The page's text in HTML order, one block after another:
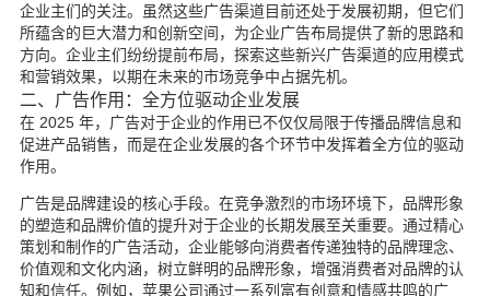
企业主们的关注。虽然这些广告渠道目前还处于发展初期，但它们
所蕴含的巨大潜力和创新空间，为企业广告布局提供了新的思路和
方向。企业主们纷纷提前布局，探索这些新兴广告渠道的应用模式
和营销效果，以期在未来的市场竞争中占据先机。
二、广告作用：全方位驱动企业发展
在 2025 年，广告对于企业的作用已不仅仅局限于传播品牌信息和
促进产品销售，而是在企业发展的各个环节中发挥着全方位的驱动
作用。
广告是品牌建设的核心手段。在竞争激烈的市场环境下，品牌形象
的塑造和品牌价值的提升对于企业的长期发展至关重要。通过精心
策划和制作的广告活动，企业能够向消费者传递独特的品牌理念、
价值观和文化内涵，树立鲜明的品牌形象，增强消费者对品牌的认
知和信任。例如，苹果公司通过一系列富有创意和情感共鸣的广